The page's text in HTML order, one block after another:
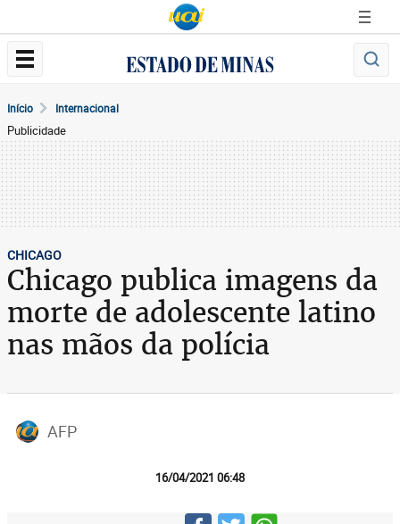
Início Internacional
Publicidade
CHICAGO
Chicago publica imagens da
morte de adolescente latino
nas mãos da polícia
AFP
16/04/2021 06:48